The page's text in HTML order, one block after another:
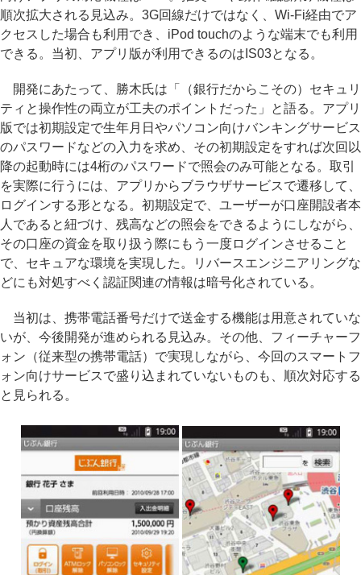
順次拡大される見込み。3G回線だけではなく、Wi-Fi経由でア
クセスした場合も利用でき、iPod touchのような端末でも利用
できる。当初、アプリ版が利用できるのはIS03となる。
開発にあたって、勝木氏は「（銀行だからこその）セキュリ
ティと操作性の両立が工夫のポイントだった」と語る。アプリ
版では初期設定で生年月日やパソコン向けバンキングサービス
のパスワードなどの入力を求め、その初期設定をすれば次回以
降の起動時には4桁のパスワードで照会のみ可能となる。取引
を実際に行うには、アプリからブラウザサービスで遷移して、
ログインする形となる。初期設定で、ユーザーが口座開設者本
人であると紐づけ、残高などの照会をできるようにしながら、
その口座の資金を取り扱う際にもう一度ログインさせること
で、セキュアな環境を実現した。リバースエンジニアリングな
どにも対処すべく認証関連の情報は暗号化されている。
当初は、携帯電話番号だけで送金する機能は用意されていな
いが、今後開発が進められる見込み。その他、フィーチャーフ
ォン（従来型の携帯電話）で実現しながら、今回のスマートフ
ォン向けサービスで盛り込まれていないものも、順次対応する
と見られる。